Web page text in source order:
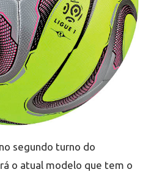
segundo turno do
o atual modelo que tem o